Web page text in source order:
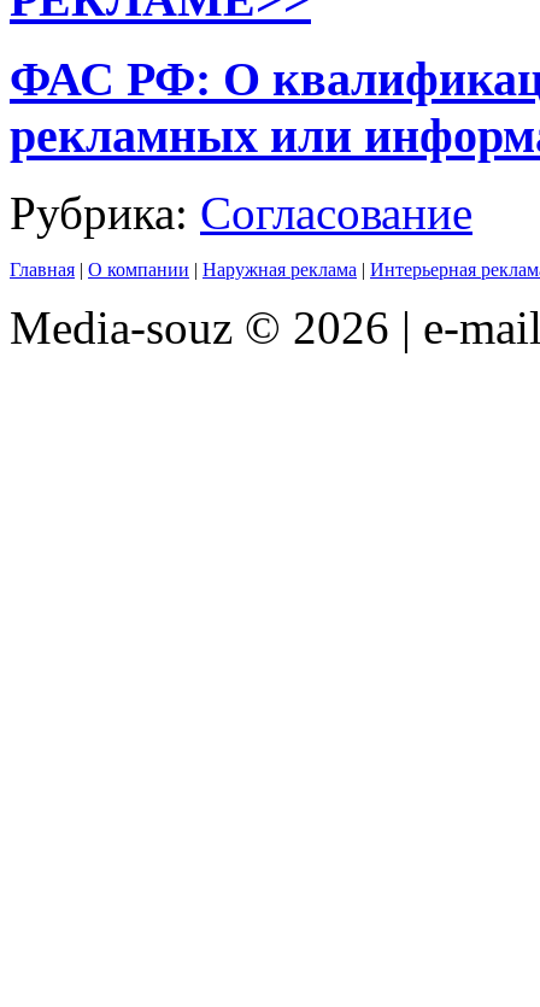
ФАС РФ: О
рекламных или
Рубрика: Согласование
Главная | О компании | Наружная реклама | Интерьерная
Media-souz © 2026 | e-